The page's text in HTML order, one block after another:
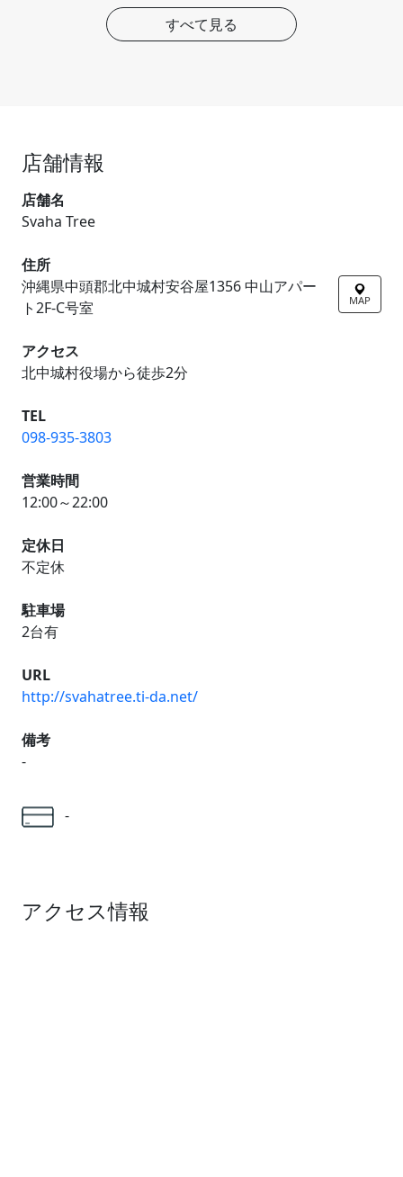
すべて見る
店舗情報
店舗名
Svaha Tree
住所
沖縄県中頭郡北中城村安谷屋1356 中山アパー
ト2F-C号室
MAP
アクセス
北中城村役場から徒歩2分
TEL
098-935-3803
営業時間
12:00～22:00
定休日
不定休
駐車場
2台有
URL
http://svahatree.ti-da.net/
備考
-
-
アクセス情報